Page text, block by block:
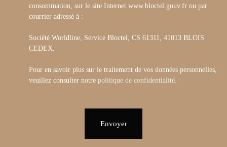
consommation, sur le site Internet www.bloctel.gouv.fr ou par
courrier adressé à :
Société Worldline, Service Bloctel, CS 61311, 41013 BLOIS
CEDEX.
Pour en savoir plus sur le traitement de vos données personnelles,
veuillez consulter notre politique de confidentialité.
Envoyer